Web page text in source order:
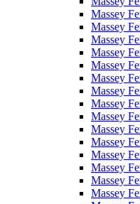
Massey
Massey
Massey
Massey
Massey
Massey
Massey
Massey
Massey
Massey
Massey
Massey
Massey
Massey
Massey